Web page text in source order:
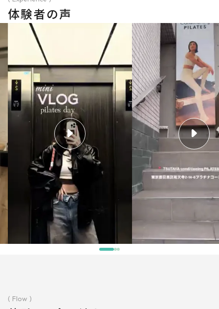
体験者の声
( Flow )